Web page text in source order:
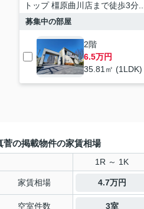
トップ 橿原曲川店まで徒歩3分...
募集中の部屋
2階
6.5万円
35.81㎡ (1LDK)
菅の掲載物件の家賃相場
1R ～ 1K
家賃相場 4.7万円
空室件数 3室